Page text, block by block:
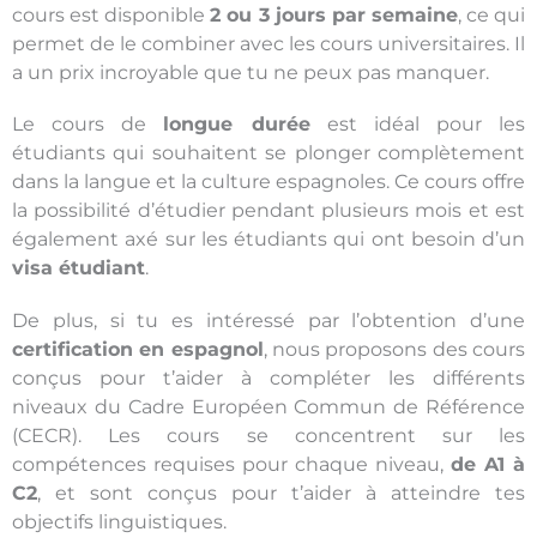
cours est disponible2 ou 3 jours par semaine, ce qui
permet de le combiner avec les cours universitaires. Il
a un prix incroyable que tu ne peux pas manquer.
Le cours de longue duréeest idéal pour les
étudiants qui souhaitent se plonger complètement
dans la langue et la culture espagnoles. Ce cours offre
la possibilité d’étudier pendant plusieurs mois et est
également axé sur les étudiants qui ont besoin d’un
visa étudiant.
De plus, si tu es intéressé par l’obtention d’une
certification en espagnol, nous proposons des cours
conçus pour t’aider à compléter les différents
niveaux du Cadre Européen Commun de Référence
(CECR). Les cours se concentrent sur les
compétences requises pour chaque niveau, de A1 à
C2, et sont conçus pour t’aider à atteindre tes
objectifs linguistiques.